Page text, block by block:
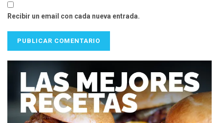
Recibir un email con cada nueva entrada.